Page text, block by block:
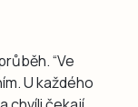
“Ve
U každého